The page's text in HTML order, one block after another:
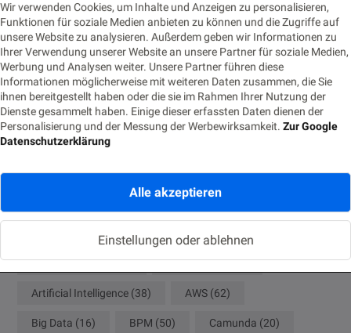
Wir verwenden Cookies, um Inhalte und Anzeigen zu personalisieren,
Funktionen für soziale Medien anbieten zu können und die Zugriffe auf
unsere Website zu analysieren. Außerdem geben wir Informationen zu
Ihrer Verwendung unserer Website an unsere Partner für soziale Medien,
Werbung und Analysen weiter. Unsere Partner führen diese
Informationen möglicherweise mit weiteren Daten zusammen, die Sie
ihnen bereitgestellt haben oder die sie im Rahmen Ihrer Nutzung der
Dienste gesammelt haben. Einige dieser erfassten Daten dienen der
Personalisierung und der Messung der Werbewirksamkeit. Zur Google
Datenschutzerklärung
Alle akzeptieren
Einstellungen oder ablehnen
Cloud-Modul
18. JUNI 2026
Die Nachtwache: Rufbereitschaft für IT-Profis
9. JUNI 2026
Tags
Agile
Ansible APEX
API Management(9) Architecture(20)
Artificial Intelligence (38) AWS (62)
Big Data (16) BPM (50) Camunda (20)